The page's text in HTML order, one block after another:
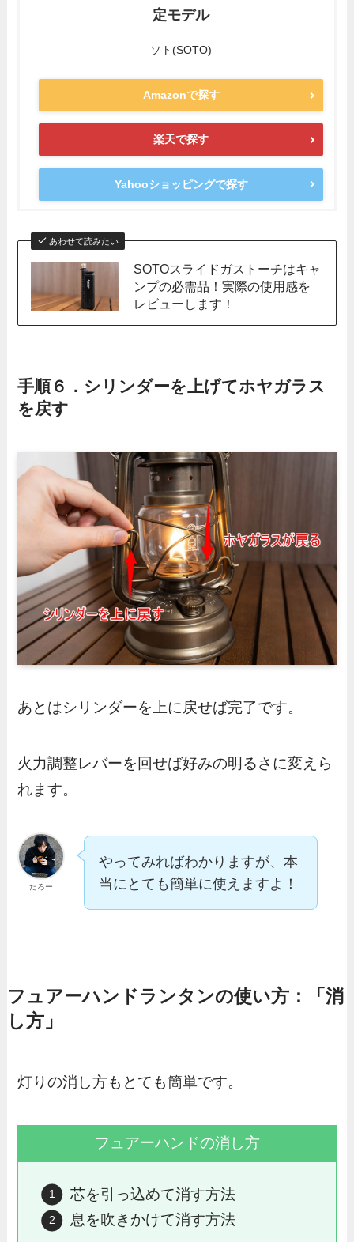
定モデル
ソト(SOTO)
Amazonで探す
楽天で探す
Yahooショッピングで探す
あわせて読みたい
SOTOスライドガストーチはキャ
ンプの必需品！実際の使用感を
レビューします！
手順６．シリンダーを上げてホヤガラス
を戻す
あとはシリンダーを上に戻せば完了です。
火力調整レバーを回せば好みの明るさに変えら
れます。
たろー
やってみればわかりますが、本
当にとても簡単に使えますよ！
フュアーハンドランタンの使い方：「消
し方」
灯りの消し方もとても簡単です。
フュアーハンドの消し方
芯を引っ込めて消す方法
息を吹きかけて消す方法